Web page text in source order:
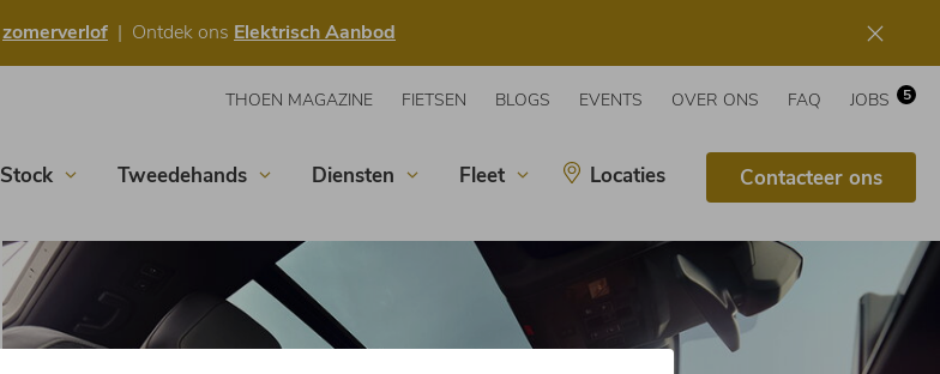
zomerverlof | Ontdek ons Elektrisch Aanbod
THOEN MAGAZINE FIETSEN BLOGS EVENTS OVER ONS FAQ JOBS 5
Stock Tweedehands Diensten Fleet Locaties Contacteer ons